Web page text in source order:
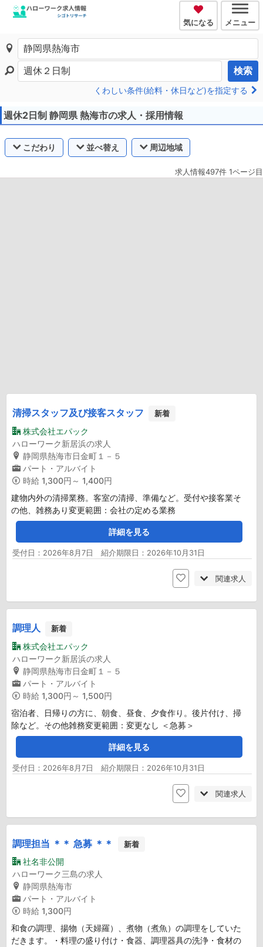
気になる メニュー
検索
くわしい条件(給料・休日など)を指定する
週休2日制 静岡県 熱海市の求人・採用情報
こだわり 並べ替え 周辺地域
求人情報497件 1ページ目
清掃スタッフ及び接客スタッフ 新着
株式会社エパック
ハローワーク新居浜の求人
静岡県熱海市日金町１－５
パート・アルバイト
時給 1,300円～ 1,400円
建物内外の清掃業務。客室の清掃、準備など。受付や接客業そ
の他、雑務あり変更範囲：会社の定める業務
詳細を見る
受付日：2026年8月7日 紹介期限日：2026年10月31日
関連求人
調理人 新着
株式会社エパック
ハローワーク新居浜の求人
静岡県熱海市日金町１－５
パート・アルバイト
時給 1,300円～ 1,500円
宿泊者、日帰りの方に、朝食、昼食、夕食作り。後片付け、掃
除など。その他雑務変更範囲：変更なし ＜急募＞
詳細を見る
受付日：2026年8月7日 紹介期限日：2026年10月31日
関連求人
調理担当 ＊＊ 急募 ＊＊ 新着
社名非公開
ハローワーク三島の求人
静岡県熱海市
パート・アルバイト
時給 1,300円
和食の調理、揚物（天婦羅）、煮物（煮魚）の調理をしていた
だきます。・料理の盛り付け・食器、調理器具の洗浄・食材の